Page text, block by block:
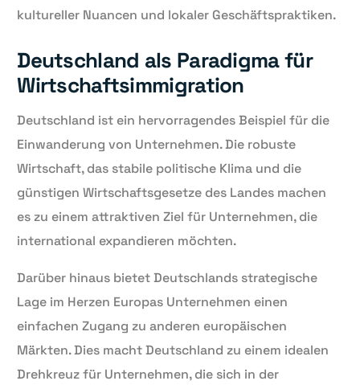
kultureller Nuancen und lokaler Geschäftspraktiken.
Deutschland als Paradigma für
Wirtschaftsimmigration
Deutschland ist ein hervorragendes Beispiel für die
Einwanderung von Unternehmen. Die robuste
Wirtschaft, das stabile politische Klima und die
günstigen Wirtschaftsgesetze des Landes machen
es zu einem attraktiven Ziel für Unternehmen, die
international expandieren möchten.
Darüber hinaus bietet Deutschlands strategische
Lage im Herzen Europas Unternehmen einen
einfachen Zugang zu anderen europäischen
Märkten. Dies macht Deutschland zu einem idealen
Drehkreuz für Unternehmen, die sich in der